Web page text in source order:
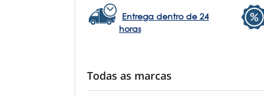
Entrega dentro de 24
horas
Todas as marcas